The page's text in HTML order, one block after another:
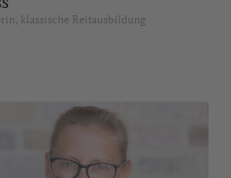
klassische Reitausbildung